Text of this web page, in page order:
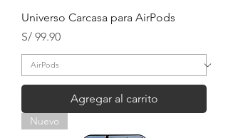
Universo Carcasa para AirPods
Precio
S/ 99.90
Agregar al carrito
Nuevo